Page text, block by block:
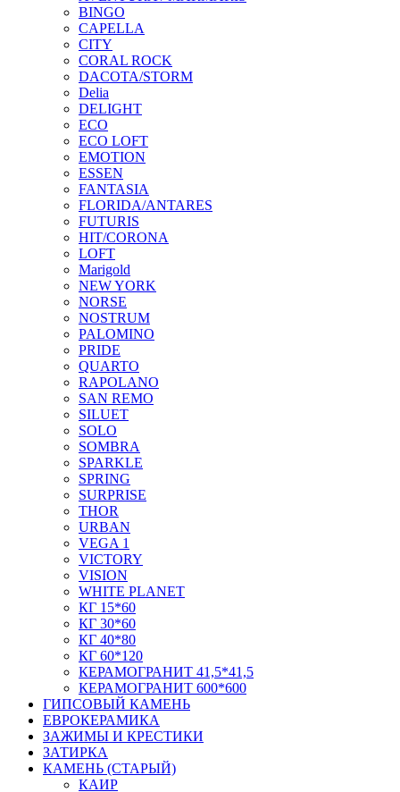
BINGO
CAPELLA
CITY
CORAL ROCK
DACOTA/STORM
Delia
DELIGHT
ECO
ECO LOFT
EMOTION
ESSEN
FANTASIA
FLORIDA/ANTARES
FUTURIS
HIT/CORONA
LOFT
Marigold
NEW YORK
NORSE
NOSTRUM
PALOMINO
PRIDE
QUARTO
RAPOLANO
SAN REMO
SILUET
SOLO
SOMBRA
SPARKLE
SPRING
SURPRISE
THOR
URBAN
VEGA 1
VICTORY
VISION
WHITE PLANET
КГ 15*60
КГ 30*60
КГ 40*80
КГ 60*120
КЕРАМОГРАНИТ 41,5*41,5
КЕРАМОГРАНИТ 600*600
ГИПСОВЫЙ КАМЕНЬ
ЕВРОКЕРАМИКА
ЗАЖИМЫ И КРЕСТИКИ
ЗАТИРКА
КАМЕНЬ (СТАРЫЙ)
КАИР